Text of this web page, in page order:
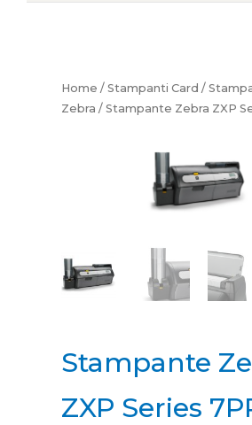
Home / Stampanti Card /
Zebra / Stampante Zebra ZXP
Stampante
ZXP Series